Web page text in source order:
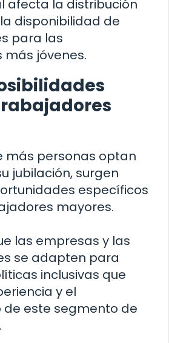
afecta la distribución
disponibilidad de
para las
jóvenes.
más personas optan
jubilación, surgen
específicos
mayores.
las empresas y las
se adapten para
inclusivas que
y el
este segmento de